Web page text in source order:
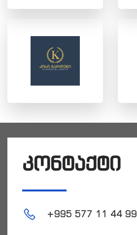
კონტაქტი
+995 577 11 44 99